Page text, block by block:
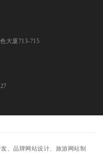
大厦713-715
、品牌网站设计、旅游网站制